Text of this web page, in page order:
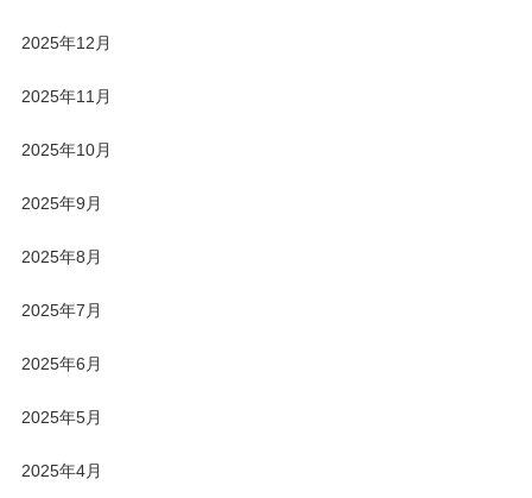
2025年12月
2025年11月
2025年10月
2025年9月
2025年8月
2025年7月
2025年6月
2025年5月
2025年4月